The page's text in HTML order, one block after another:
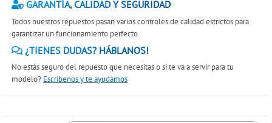
GARANTÍA, CALIDAD Y SEGURIDAD
Todos nuestros repuestos pasan varios controles de calidad estrictos para
garantizar un funcionamiento perfecto.
¿TIENES DUDAS? HÁBLANOS!
No estás seguro del repuesto que necesitas o si te va a servir para tu
modelo? Escríbenos y te ayudamos